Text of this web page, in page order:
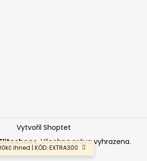
ihned | KÓD: EXTRA300
Vytvořil Shoptet
. Všechna práva vyhrazena.